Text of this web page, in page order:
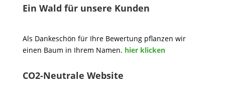
Ein Wald für unsere Kunden
Als Dankeschön für Ihre Bewertung pflanzen wir
einen Baum in Ihrem Namen. hier klicken
CO2-Neutrale Website